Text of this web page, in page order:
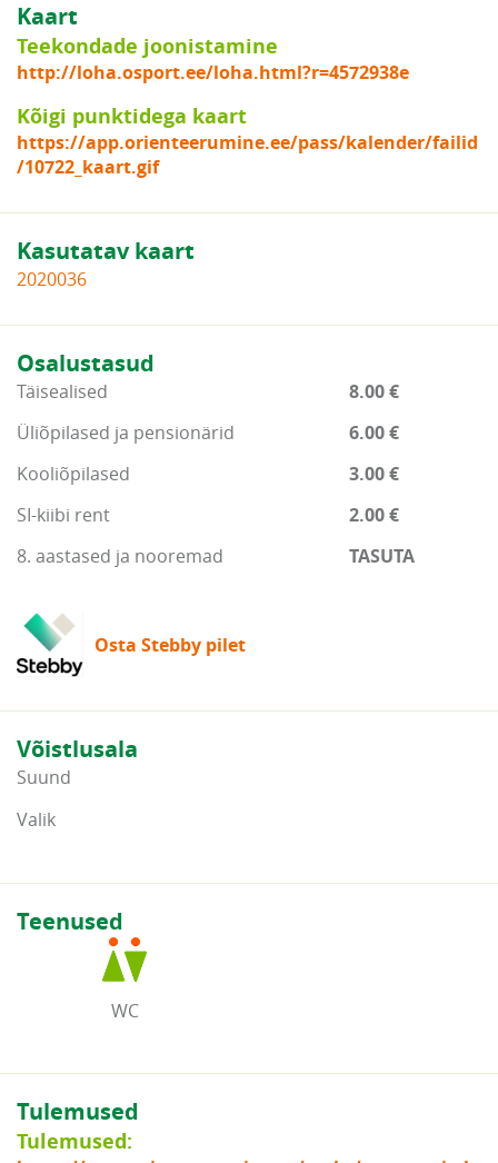
Kaart
Teekondade joonistamine
http://loha.osport.ee/loha.html?r=4572938e
Kõigi punktidega kaart
https://app.orienteerumine.ee/pass/kalender/failid
/10722_kaart.gif
Kasutatav kaart
2020036
Osalustasud
Täisealised
8.00 €
Üliõpilased ja pensionärid
6.00 €
Kooliõpilased
3.00 €
SI-kiibi rent
2.00 €
8. aastased ja nooremad
TASUTA
Osta Stebby pilet
Võistlusala
Suund
Valik
Teenused
WC
Tulemused
Tulemused: